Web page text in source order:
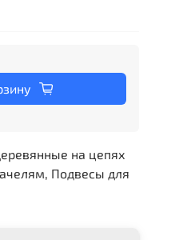
на цепях
Подвесы для